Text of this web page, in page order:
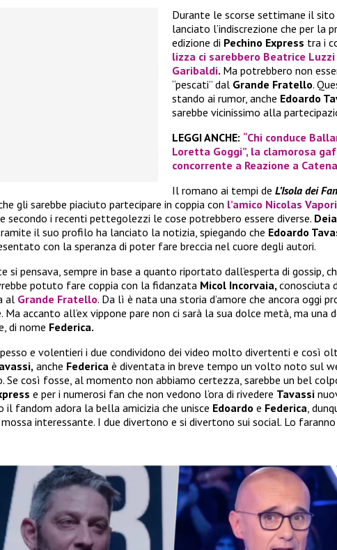
Durante le scorse settimane il sito
lanciato l’indiscrezione che per la
edizione di Pechino Express tra i
lizza ci sarebbero Beatrice Luzzi
Garibaldi. Ma potrebbero non
“pescati” dal Grande Fratello.
stando ai rumor, anche Edoardo
sarebbe vicinissimo alla
LEGGI ANCHE: “Chi conduce
Loretta Goggi”, la clamorosa
concorrente a Reazione a Catena
Il romano ai tempi de L’Isola dei
gli sarebbe piaciuto partecipare in coppia con l’amico Nicolas
secondo i recenti pettegolezzi le cose potrebbero essere diverse.
il suo profilo ha lanciato la notizia, spiegando che Edoardo
con la speranza di poter fare breccia nel cuore degli autori.
si pensava, sempre in base a quanto riportato dall’esperta di gossip,
potuto fare coppia con la fidanzata Micol Incorvaia,conosciuta
al Grande Fratello. Da lì è nata una storia d’amore che ancora oggi
Ma accanto all’ex vippone pare non ci sarà la sua dolce metà, ma una
di nome Federica.
e volentieri i due condividono dei video molto divertenti e così
anche Federica è diventata in breve tempo un volto noto sul
Se così fosse, al momento non abbiamo certezza, sarebbe un bel
e per i numerosi fan che non vedono l’ora di rivedere Tavassi
il fandom adora la bella amicizia che unisce Edoardo e Federica,
mossa interessante. I due divertono e si divertono sui social. Lo